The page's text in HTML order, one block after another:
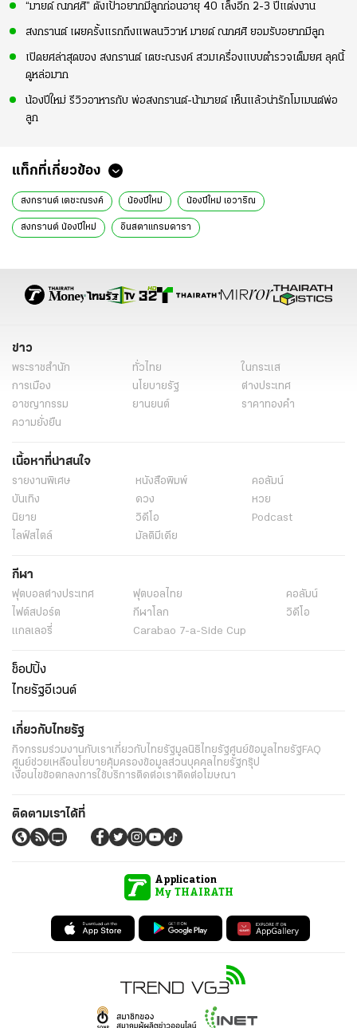
“มายด์ ณภศศิ” ตั้งเป้าอยากมีลูกก่อนอายุ 40 เล็งอีก 2-3 ปีแต่งงาน
สงกรานต์ เผยครั้งแรกถึงแพลนวิวาห์ มายด์ ณภศศิ ยอมรับอยากมีลูก
เปิดยศล่าสุดของ สงกรานต์ เตชะณรงค์ สวมเครื่องแบบตำรวจเต็มยศ ลุคนี้
ดูหล่อมาก
น้องปีใหม่ รีวิวอาหารกับ พ่อสงกรานต์-น้ามายด์ เห็นแล้วน่ารักโมเมนต์พ่อ
ลูก
แท็กที่เกี่ยวข้อง
สงกรานต์ เตชะณรงค์ น้องปีใหม่ น้องปีใหม่ เอวาริณ
สงกรานต์ น้องปีใหม่ อินสตาแกรมดารา
ข่าว
พระราชสำนัก ทั่วไทย
ในกระแส
การเมือง
นโยบายรัฐ
ต่างประเทศ
อาชญากรรม
ยานยนต์
ราคาทองคำ
ความยั่งยืน
เนื้อหาที่น่าสนใจ
รายงานพิเศษ หนังสือพิมพ์
คอลัมน์
บันเทิง
ดวง
หวย
นิยาย
วิดีโอ
Podcast
ไลฟ์สไตล์
มัลติมีเดีย
กีฬา
ฟุตบอลต่่างประเทศ ฟุตบอลไทย
คอลัมน์
ไฟต์สปอร์ต
กีฬาโลก
วิดีโอ
แกลเลอรี่
Carabao 7-a-Side Cup
ช็อปปิ้ง
ไทยรัฐอีเวนต์
เกี่ยวกับไทยรัฐ
กิจกรรมร่วมงานกับเราเกี่ยวกับไทยรัฐมูลนิธิไทยรัฐศูนย์ข้อมูลไทยรัฐFAQ
ศูนย์ช่วยเหลือนโยบายคุ้มครองข้อมูลส่วนบุคคลไทยรัฐกรุ๊ป
เงื่อนไขข้อตกลงการใช้บริการติดต่อเราติดต่อโฆษณา
ติดตามเราได้ที่
Application
My THAIRATH